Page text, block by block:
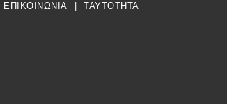
ΕΠΙΚΟΙΝΩΝΙΑ TAYTOTHTA